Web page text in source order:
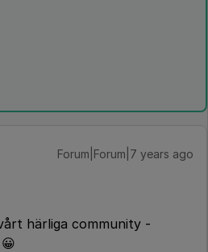
Forum|Forum|7 years ago
härliga community -